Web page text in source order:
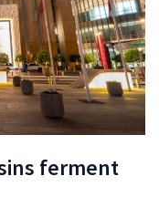
ferment